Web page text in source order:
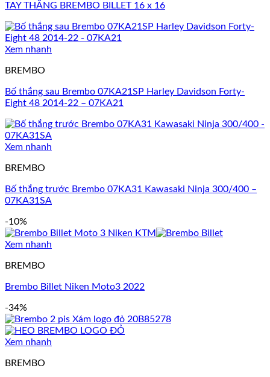
TAY THẮNG BREMBO BILLET 16 x 16
Xem nhanh
BREMBO
Bố thắng sau Brembo 07KA21SP Harley Davidson Forty-
Eight 48 2014-22 – 07KA21
Xem nhanh
BREMBO
Bố thắng trước Brembo 07KA31 Kawasaki Ninja 300/400 –
07KA31SA
-10%
Xem nhanh
BREMBO
Brembo Billet Niken Moto3 2022
-34%
Xem nhanh
BREMBO